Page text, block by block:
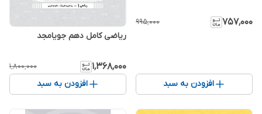
۷۵۷٬۰۰۰ ۹۹۵٬۰۰۰
افزودن به سبد
ریاضی کامل دهم جویامجد
۱٬۳۶۸٬۰۰۰ ۱٬۸۰۰٬۰۰۰
افزودن به سبد